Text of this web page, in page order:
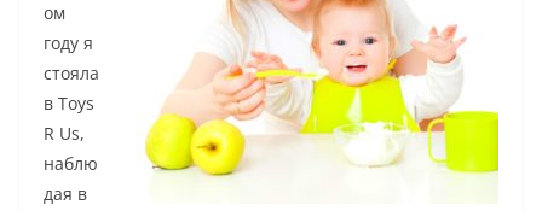
ом
году я
стояла
в Toys
R Us,
наблю
дая в